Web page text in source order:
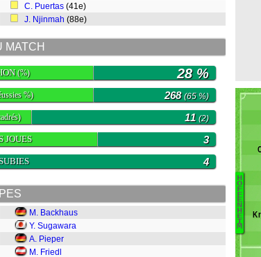
C. Puertas (41e)
J. Njinmah (88e)
MATCH
(%) 28 %
%) 268(65 %)
11 (2)
JOUES 3
4
M. Backhaus
Y. Sugawara
A. Pieper
M. Friedl
H
O
F
F
E
N
H
E
I
M